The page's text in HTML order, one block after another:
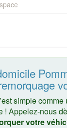
simple comme
! Appelez-nous
votre